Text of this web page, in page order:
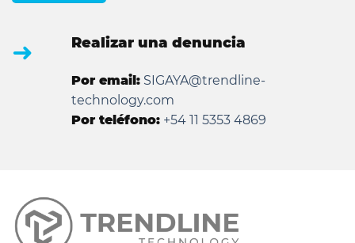
➜ Realizar una denuncia
Por email: SIGAYA@trendline-
technology.com
Por teléfono: +54 11 5353 4869